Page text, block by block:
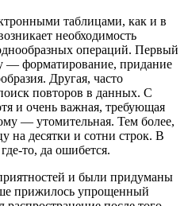
таблицами, как и в
необходимость
операций. Первый
— форматирование, придание
Другая, часто
повторов в данных. С
и очень важная, требующая
— утомительная. Тем более,
на десятки и сотни строк. В
то, да ошибется.
и были придуманы
прижилось упрощенный